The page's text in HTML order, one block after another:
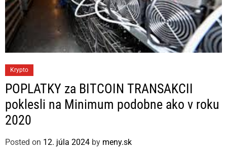
a
t
e
g
r
Krypto
POPLATKY za BITCOIN TRANSAKCII
poklesli na Minimum podobne ako v roku
2020
Posted on 12. júla 2024 by meny.sk